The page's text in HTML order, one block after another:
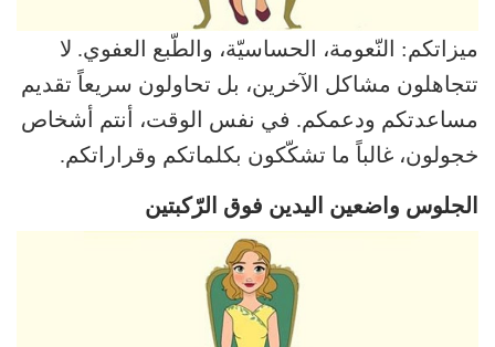
ميزاتكم: النّعومة، الحساسيّة، والطّبع العفوي. لا
تتجاهلون مشاكل الآخرين، بل تحاولون سريعاً تقديم
مساعدتكم ودعمكم. في نفس الوقت، أنتم أشخاص
خجولون، غالباً ما تشكّكون بكلماتكم وقراراتكم.
الجلوس واضعين اليدين فوق الرّكبتين